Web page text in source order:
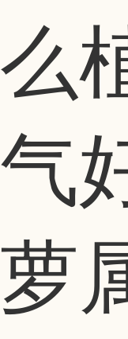
么
气
萝